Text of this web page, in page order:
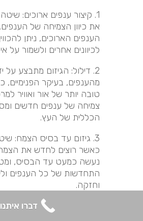
1. קיצור ענפים ארוכים:
את כיוון הצמיחה של הענפים.
הענפים הארוכים, ניתן
לכיוונים אחרים ולשמור על
2. דילול: הגיזום מתבצע
מהענפים, בעיקר הפנימיים,
טובה יותר של אור ואוויר
צמיחה של ענפים חדשים
הכללית של העץ.
3. גיזום עד בסיס הצמח:
כאשר רוצים לחדש את הצמח
נעשה כמעט עד הבסיס,
התחדשות של כל הענפים
וחזקה.
4. הרמת נוף: גיזוםדברו איתנו